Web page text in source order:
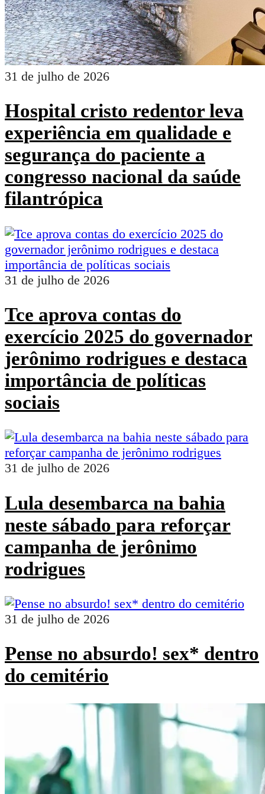
31 de julho de 2026
Hospital cristo redentor leva
experiência em qualidade e
segurança do paciente a
congresso nacional da saúde
filantrópica
31 de julho de 2026
Tce aprova contas do
exercício 2025 do governador
jerônimo rodrigues e destaca
importância de políticas
sociais
31 de julho de 2026
Lula desembarca na bahia
neste sábado para reforçar
campanha de jerônimo
rodrigues
31 de julho de 2026
Pense no absurdo! sex* dentro
do cemitério